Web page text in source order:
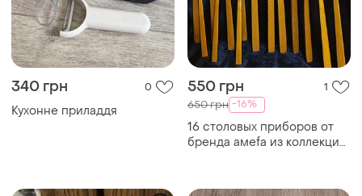
340 грн 0
Кухонне приладдя
550 грн 1
650 грн -16%
16 столовых приборов от
бренда амеfa из коллекции